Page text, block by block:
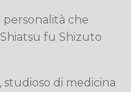
che
fu Shizuto
studioso di medicina